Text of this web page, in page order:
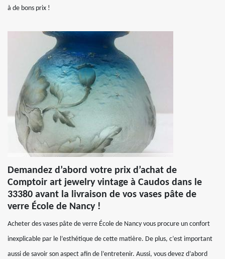
à de bons prix !
Demandez d’abord votre prix d’achat de
Comptoir art jewelry vintage à Caudos dans le
33380 avant la livraison de vos vases pâte de
verre École de Nancy !
Acheter des vases pâte de verre École de Nancy vous procure un confort
inexplicable par le l’esthétique de cette matière. De plus, c’est important
aussi de savoir son aspect afin de l’entretenir. Aussi, vous devez d’abord